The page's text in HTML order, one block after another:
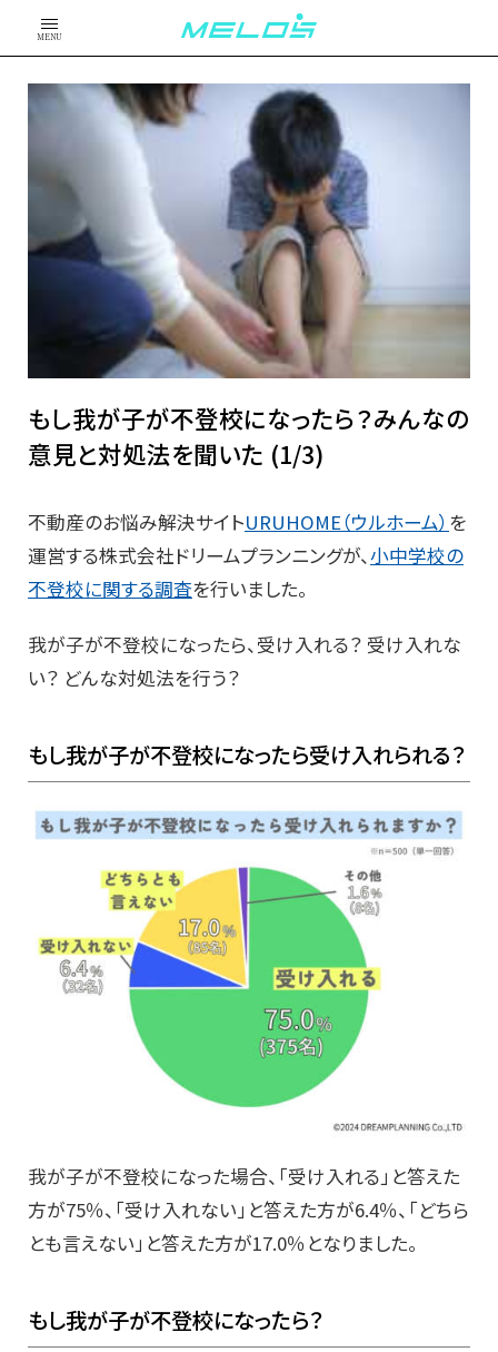
MENU
もし我が子が不登校になったら？みんなの
意見と対処法を聞いた (1/3)
不動産のお悩み解決サイトURUHOME（ウルホーム） を
運営する株式会社ドリームプランニングが、小中学校の
不登校に関する調査を行いました。
我が子が不登校になったら、受け入れる？ 受け入れな
い？ どんな対処法を行う？
もし我が子が不登校になったら受け入れられる？
我が子が不登校になった場合、「受け入れる」と答えた
方が75％、「受け入れない」と答えた方が6.4％、「どちら
とも言えない」と答えた方が17.0％となりました。
もし我が子が不登校になったら？